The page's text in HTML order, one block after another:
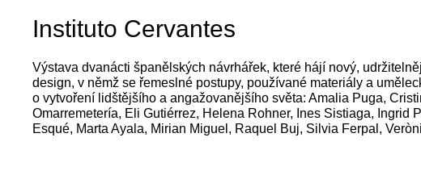
Instituto Cervantes
Výstava dvanácti španělských návrhářek, které hájí nový,
design, v němž se řemeslné postupy, používané materiály a
o vytvoření lidštějšího a angažovanějšího světa: Amalia Puga,
Omarremetería, Eli Gutiérrez, Helena Rohner, Ines Sistiaga, Ingrid
Esqué, Marta Ayala, Mirian Miguel, Raquel Buj, Silvia Ferpal,